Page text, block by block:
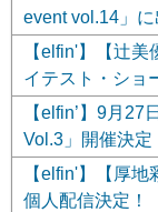
event vol.14」に
【elfin'】【辻
イテスト・ショ
【elfin’】9月
Vol.3」開催決定
【elfin'】【厚
個人配信決定！